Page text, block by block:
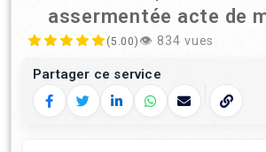
assermentée acte de
(5.00) 👁️ 834 vues
Partager ce service
Facebook
TwitterLinkedInWhatsApp
E‑mailCopier